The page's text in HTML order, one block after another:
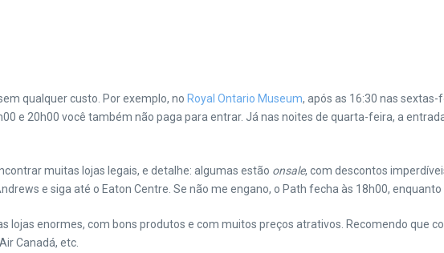
qualquer custo. Por exemplo, no Royal Ontario Museum, após as 16:30 nas sextas-
e 20h00 você também não paga para entrar. Já nas noites de quarta-feira, a
muitas lojas legais, e detalhe: algumas estão onsale, com descontos
e siga até o Eaton Centre. Se não me engano, o Path fecha às 18h00, enquanto
lojas enormes, com bons produtos e com muitos preços atrativos. Recomendo que
Canadá, etc.